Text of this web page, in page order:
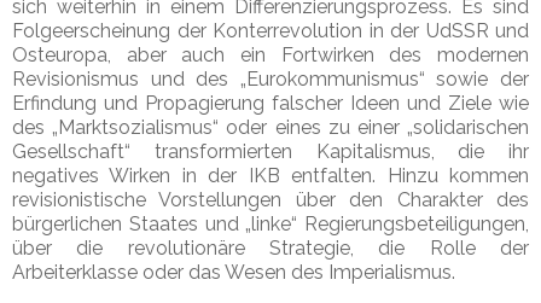
sich weiterhin in einem Differenzierungsprozess. Es sind
Folgeerscheinung der Konterrevolution in der UdSSR und
Osteuropa, aber auch ein Fortwirken des modernen
Revisionismus und des „Eurokommunismus“ sowie der
Erfindung und Propagierung falscher Ideen und Ziele wie
des „Marktsozialismus“ oder eines zu einer „solidarischen
Gesellschaft“ transformierten Kapitalismus, die ihr
negatives Wirken in der IKB entfalten. Hinzu kommen
revisionistische Vorstellungen über den Charakter des
bürgerlichen Staates und „linke“ Regierungsbeteiligungen,
über die revolutionäre Strategie, die Rolle der
Arbeiterklasse oder das Wesen des Imperialismus.